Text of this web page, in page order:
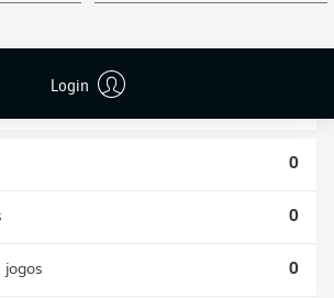
Login
0
0
jogos 0